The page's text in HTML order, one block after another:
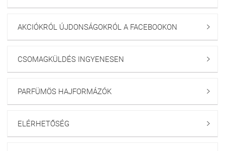
AKCIÓKRÓL ÚJDONSÁGOKRÓL A FACEBOOKON 
CSOMAGKÜLDÉS INGYENESEN 
PARFÜMÖS HAJFORMÁZÓK 
ELÉRHETŐSÉG 